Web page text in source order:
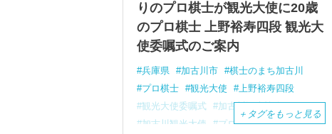
りのプロ棋士が観光大使に20歳
のプロ棋士 上野裕寿四段 観光大
使委嘱式のご案内
兵庫県 加古川市
棋士のまち加古川
プロ棋士
観光大使
上野裕寿四段
観光大使委嘱式
加古川観光協会
加古川観光大使
プロデビュー
＋ タグをもっと見る